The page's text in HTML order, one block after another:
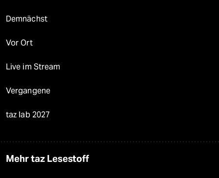
Demnächst
Vor Ort
Live im Stream
Vergangene
taz lab 2027
Mehr taz Lesestoff